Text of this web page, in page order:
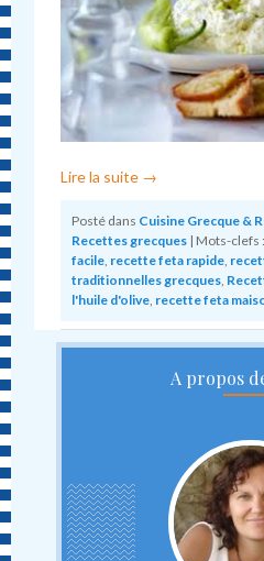
Lire la suite →
Posté dans Cuisine Grecque &
Recettes grecques | Mots-clefs :
facile recette feta rapide
traditionnelles grecques
l'huile d'olive recette feta
A propos